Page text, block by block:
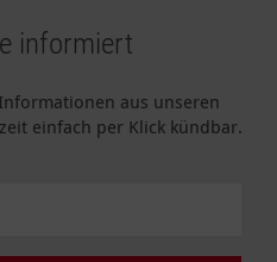
informiert
aus unseren
einfach per Klick kündbar.